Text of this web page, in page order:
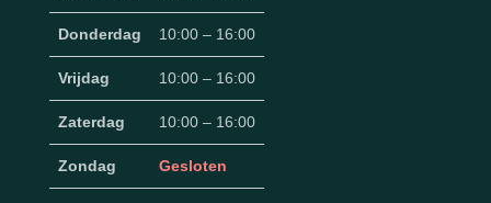
Donderdag 10:00 – 16:00
Vrijdag 10:00 – 16:00
Zaterdag 10:00 – 16:00
Zondag Gesloten